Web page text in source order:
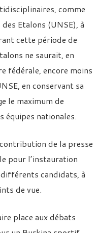
comme
Etalons (UNSE), à
cette période de
ne saurait, en
fédérale, encore moins
en conservant sa
le maximum de
nationales.
de la presse
pour l’instauration
candidats, à
de vue.
place aux débats